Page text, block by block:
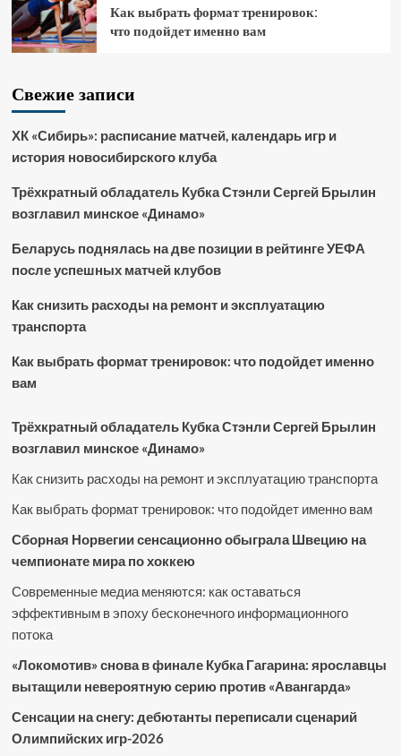
Как выбрать формат тренировок:
что подойдет именно вам
Свежие записи
ХК «Сибирь»: расписание матчей, календарь игр и
история новосибирского клуба
Трёхкратный обладатель Кубка Стэнли Сергей Брылин
возглавил минское «Динамо»
Беларусь поднялась на две позиции в рейтинге УЕФА
после успешных матчей клубов
Как снизить расходы на ремонт и эксплуатацию
транспорта
Как выбрать формат тренировок: что подойдет именно
вам
Трёхкратный обладатель Кубка Стэнли Сергей Брылин
возглавил минское «Динамо»
Как снизить расходы на ремонт и эксплуатацию транспорта
Как выбрать формат тренировок: что подойдет именно вам
Сборная Норвегии сенсационно обыграла Швецию на
чемпионате мира по хоккею
Современные медиа меняются: как оставаться
эффективным в эпоху бесконечного информационного
потока
«Локомотив» снова в финале Кубка Гагарина: ярославцы
вытащили невероятную серию против «Авангарда»
Сенсации на снегу: дебютанты переписали сценарий
Олимпийских игр-2026